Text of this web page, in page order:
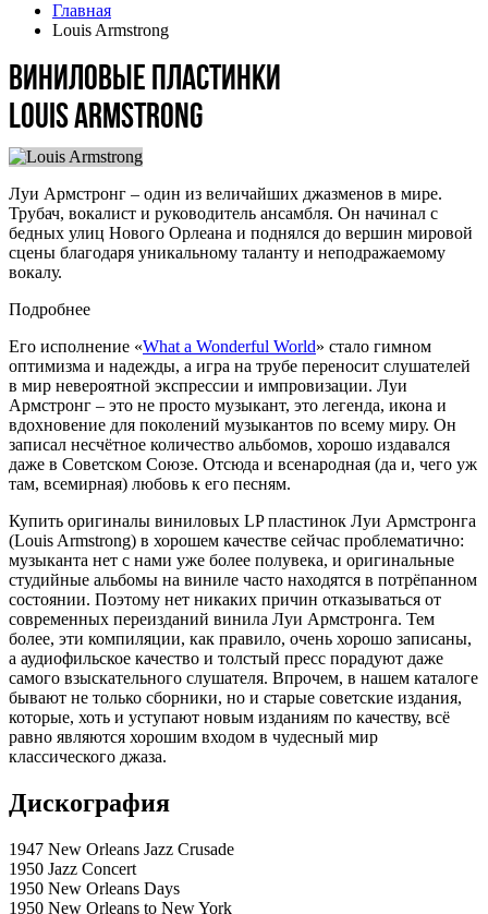
Главная
Louis Armstrong
Виниловые пластинки
Louis Armstrong
Луи Армстронг – один из величайших джазменов в мире.
Трубач, вокалист и руководитель ансамбля. Он начинал с
бедных улиц Нового Орлеана и поднялся до вершин мировой
сцены благодаря уникальному таланту и неподражаемому
вокалу.
Подробнее
Его исполнение «What a Wonderful World» стало гимном
оптимизма и надежды, а игра на трубе переносит слушателей
в мир невероятной экспрессии и импровизации. Луи
Армстронг – это не просто музыкант, это легенда, икона и
вдохновение для поколений музыкантов по всему миру. Он
записал несчётное количество альбомов, хорошо издавался
даже в Советском Союзе. Отсюда и всенародная (да и, чего уж
там, всемирная) любовь к его песням.
Купить оригиналы виниловых LP пластинок Луи Армстронга
(Louis Armstrong) в хорошем качестве сейчас проблематично:
музыканта нет с нами уже более полувека, и оригинальные
студийные альбомы на виниле часто находятся в потрёпанном
состоянии. Поэтому нет никаких причин отказываться от
современных переизданий винила Луи Армстронга. Тем
более, эти компиляции, как правило, очень хорошо записаны,
а аудиофильское качество и толстый пресс порадуют даже
самого взыскательного слушателя. Впрочем, в нашем каталоге
бывают не только сборники, но и старые советские издания,
которые, хоть и уступают новым изданиям по качеству, всё
равно являются хорошим входом в чудесный мир
классического джаза.
Дискография
1947 New Orleans Jazz Crusade
1950 Jazz Concert
1950 New Orleans Days
1950 New Orleans to New York